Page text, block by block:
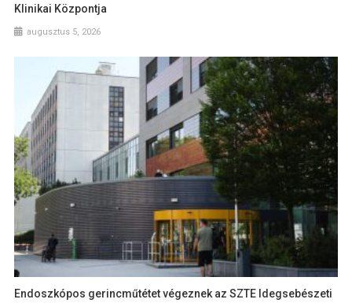
Klinikai Központja
augusztus 5, 2026
Endoszkópos gerincműtétet végeznek az SZTE Idegsebészeti